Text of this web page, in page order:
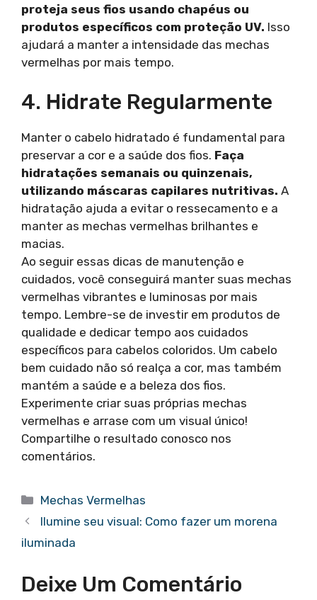
proteja seus fios usando chapéus ou
produtos específicos com proteção UV. Isso
ajudará a manter a intensidade das mechas
vermelhas por mais tempo.
4. Hidrate Regularmente
Manter o cabelo hidratado é fundamental para
preservar a cor e a saúde dos fios. Faça
hidratações semanais ou quinzenais,
utilizando máscaras capilares nutritivas. A
hidratação ajuda a evitar o ressecamento e a
manter as mechas vermelhas brilhantes e
macias.
Ao seguir essas dicas de manutenção e
cuidados, você conseguirá manter suas mechas
vermelhas vibrantes e luminosas por mais
tempo. Lembre-se de investir em produtos de
qualidade e dedicar tempo aos cuidados
específicos para cabelos coloridos. Um cabelo
bem cuidado não só realça a cor, mas também
mantém a saúde e a beleza dos fios.
Experimente criar suas próprias mechas
vermelhas e arrase com um visual único!
Compartilhe o resultado conosco nos
comentários.
Categorias
Mechas Vermelhas
Ilumine seu visual: Como fazer um morena
iluminada
Deixe Um Comentário